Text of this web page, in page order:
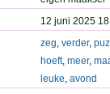
12 juni 2025
zeg, verder,
hoeft, meer,
leuke, avond